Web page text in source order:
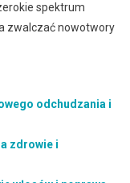
spektrum
zwalczać nowotwory
odchudzania i
zdrowie i